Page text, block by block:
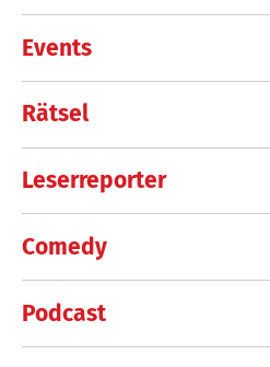
Events
Rätsel
Leserreporter
Comedy
Podcast